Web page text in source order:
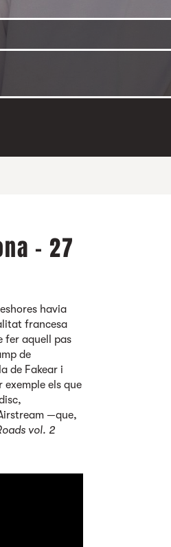
- 27
havia
francesa
fer aquell pas
de
de Fakear i
exemple els que
—que,
vol. 2